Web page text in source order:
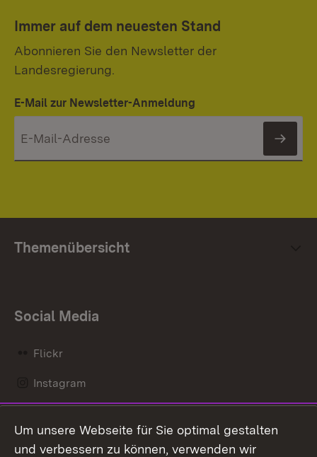
Immer auf dem neuesten Stand
Abonnieren Sie den Newsletter der
Landesregierung.
E-Mail zur Newsletter-Anmeldung
Themenübersicht
Social Media
Flickr
Instagram
Mastodon
Um unsere Webseite für Sie optimal gestalten
und verbessern zu können, verwenden wir